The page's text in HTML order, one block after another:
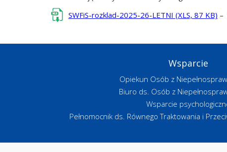
SWFiS-rozklad-2025-26-LETNI (XLS, 87 KB) –
Wsparcie
Opiekun Osób z
Biuro ds. Osób z
Wsparcie
Pełnomocnik ds. Równego Traktowania i